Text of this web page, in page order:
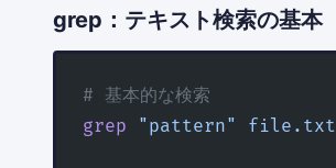
grep：テキスト検索の基本
# 基本的な検索
grep "pattern" file.txt